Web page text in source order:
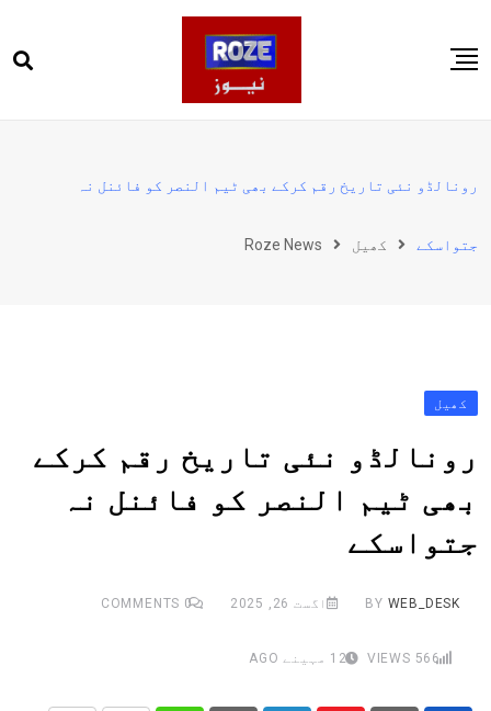
to
پاکستان
کھیل
رونالڈو نئی تاریخ رقم کرکے بھی ٹیم النصر کو فائنل نہ
جتواسکے کھیل Roze News
کھیل
رونالڈو نئی تاریخ رقم کرکے
بھی ٹیم النصر کو فائنل نہ
جتواسکے
BY WEB_DESK اگست 26, 2025 0
566 12 مہینے AGO